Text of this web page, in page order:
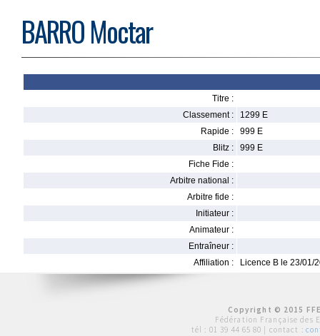
BARRO Moctar
Titre :
Classement :
1299 E
Rapide :
999 E
Blitz :
999 E
Fiche Fide :
Arbitre national :
Arbitre fide :
Initiateur :
Animateur :
Entraîneur :
Affiliation :
Licence B le 23/01/
Copyright © 2015
Fédération Française des
tél : 01 39 44 65 80 | contact :